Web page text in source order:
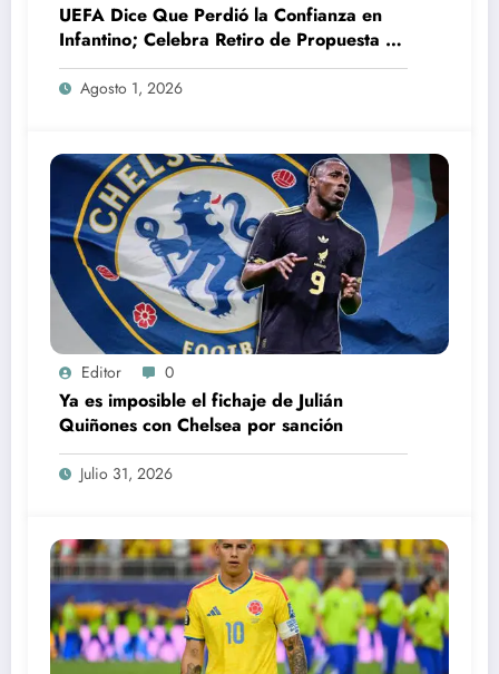
UEFA Dice Que Perdió la Confianza en
Infantino; Celebra Retiro de Propuesta de
la FIFA
Agosto 1, 2026
Editor 0
Ya es imposible el fichaje de Julián
Quiñones con Chelsea por sanción
Julio 31, 2026